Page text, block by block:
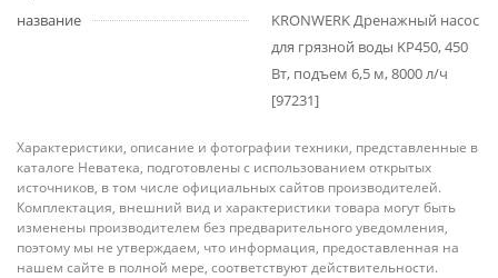
название
KRONWERK Дренажный насос
для грязной воды KP450, 450
Вт, подъем 6,5 м, 8000 л/ч
[97231]
Характеристики, описание и фотографии техники, представленные в
каталоге Неватека, подготовлены с использованием открытых
источников, в том числе официальных сайтов производителей.
Комплектация, внешний вид и характеристики товара могут быть
изменены производителем без предварительного уведомления,
поэтому мы не утверждаем, что информация, предоставленная на
нашем сайте в полной мере, соответствуют действительности.